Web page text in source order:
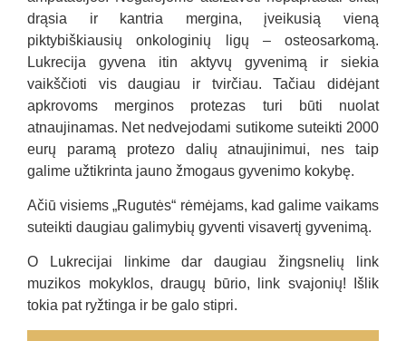
drąsia ir kantria mergina, įveikusią vieną
piktybiškiausių onkologinių ligų – osteosarkomą.
Lukrecija gyvena itin aktyvų gyvenimą ir siekia
vaikščioti vis daugiau ir tvirčiau. Tačiau didėjant
apkrovoms merginos protezas turi būti nuolat
atnaujinamas. Net nedvejodami sutikome suteikti 2000
eurų paramą protezo dalių atnaujinimui, nes taip
galime užtikrinta jauno žmogaus gyvenimo kokybę.
Ačiū visiems „Rugutės“ rėmėjams, kad galime vaikams
suteikti daugiau galimybių gyventi visavertį gyvenimą.
O Lukrecijai linkime dar daugiau žingsnelių link
muzikos mokyklos, draugų būrio, link svajonių! Išlik
tokia pat ryžtinga ir be galo stipri.